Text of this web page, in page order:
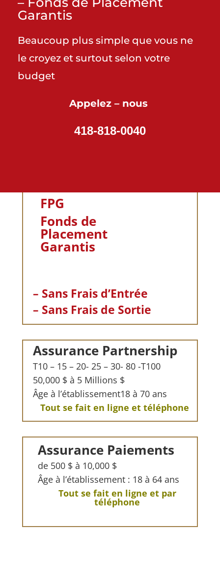
Garantis
Beaucoup plus simple que vous ne
le croyez et surtout selon votre
budget
Appelez – nous
418-818-0040
FPG
Fonds de
Placement
Garantis
– Sans Frais d’Entrée
– Sans Frais de Sortie
Assurance Partnership
T10 – 15 – 20- 25 – 30- 80 -T100
50,000 $ à 5 Millions $
Âge à l’établissement18 à 70 ans
Tout se fait en ligne et téléphone
Assurance Paiements
de 500 $ à 10,000 $
Âge à l’établissement : 18 à 64 ans
Tout se fait en ligne et par
téléphone